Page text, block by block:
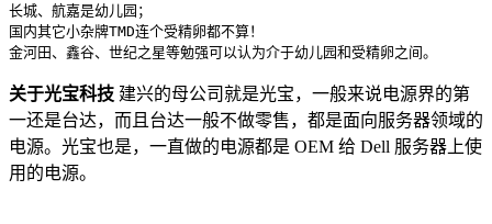
长城、航嘉是幼儿园；
国内其它小杂牌TMD连个受精卵都不算！
金河田、鑫谷、世纪之星等勉强可以认为介于幼儿园和受精卵之间。
关于光宝科技 建兴的母公司就是光宝，一般来说电源界的第
一还是台达，而且台达一般不做零售，都是面向服务器领域的
电源。光宝也是，一直做的电源都是 OEM 给 Dell 服务器上使
用的电源。